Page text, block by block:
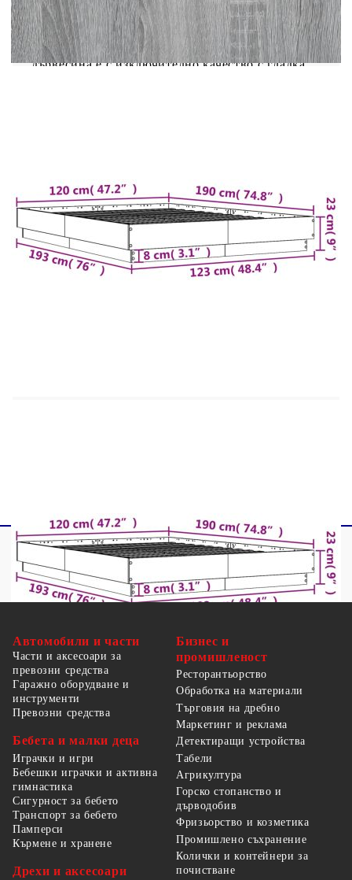
Получете по-спокоен нощен сън с тази рамка за
легло! Тя е приветливо допълнение към всяка
спалня. Издръжлив материал: Инженерната
дървесина е с изключително качество с гладка
знаете:Матракът не е включен в това легло.
Предлагаме разнообразна селекция от матраци.
Можете да разгледате нашия магазин за
подходящ матрак.Тази рамка за легло е с
ламелна основа и включва летвите.
Цвят: Сив сонома
Автомобили и части
Части и аксесоари за
превозни средства
Гаражно оборудване и
инструменти
Превозни средства
Бебета и малки деца
Играчки и игри
Бебешки играчки и активна
гимнастика
Сигурност за бебето
Транспорт за бебето
Памперси
Кърмене и хранене
Дрехи и аксесоари
Бизнес и
промишленост
Ресторантьорство
Обработка на материали
Търговия на дребно
Маркетинг и реклама
Детектиращи устройства
Табели
Агрикултура
Горско стопанство и
дърводобив
Фризьорство и козметика
Промишлено съхранение
Колички и контейнери за
почистване